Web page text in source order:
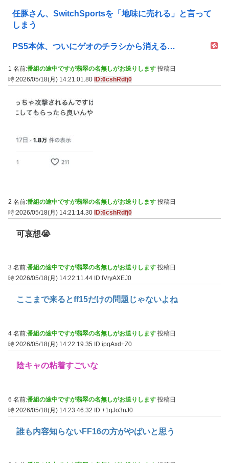
任豚さん、SwitchSportsを「地味に売れる」と言って
しまう
PS5本体、ついにゲオのチラシから消える…
1 名前:番組の途中ですが翡翠の名無しがお送りします 投稿日
時:2026/05/18(月) 14:21:01.80 ID:6cshRdfj0
2 名前:番組の途中ですが翡翠の名無しがお送りします 投稿日
時:2026/05/18(月) 14:21:14.30 ID:6cshRdfj0
可哀想😭
3 名前:番組の途中ですが翡翠の名無しがお送りします 投稿日
時:2026/05/18(月) 14:22:11.44 ID:IVryAXEJ0
ここまで来るとff15だけの問題じゃないよね
4 名前:番組の途中ですが翡翠の名無しがお送りします 投稿日
時:2026/05/18(月) 14:22:19.35
ID:ipqAxd+Z0
陰キャの粘着すごいな
6 名前:番組の途中ですが翡翠の名無しがお送りします 投稿日
時:2026/05/18(月) 14:23:46.32 ID:+1qJo3nJ0
誰も内容知らないFF16の方がやばいと思う